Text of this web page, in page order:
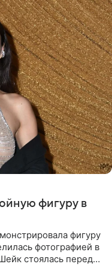
фигуру в
фигуру
фотографией в
стоялась перед